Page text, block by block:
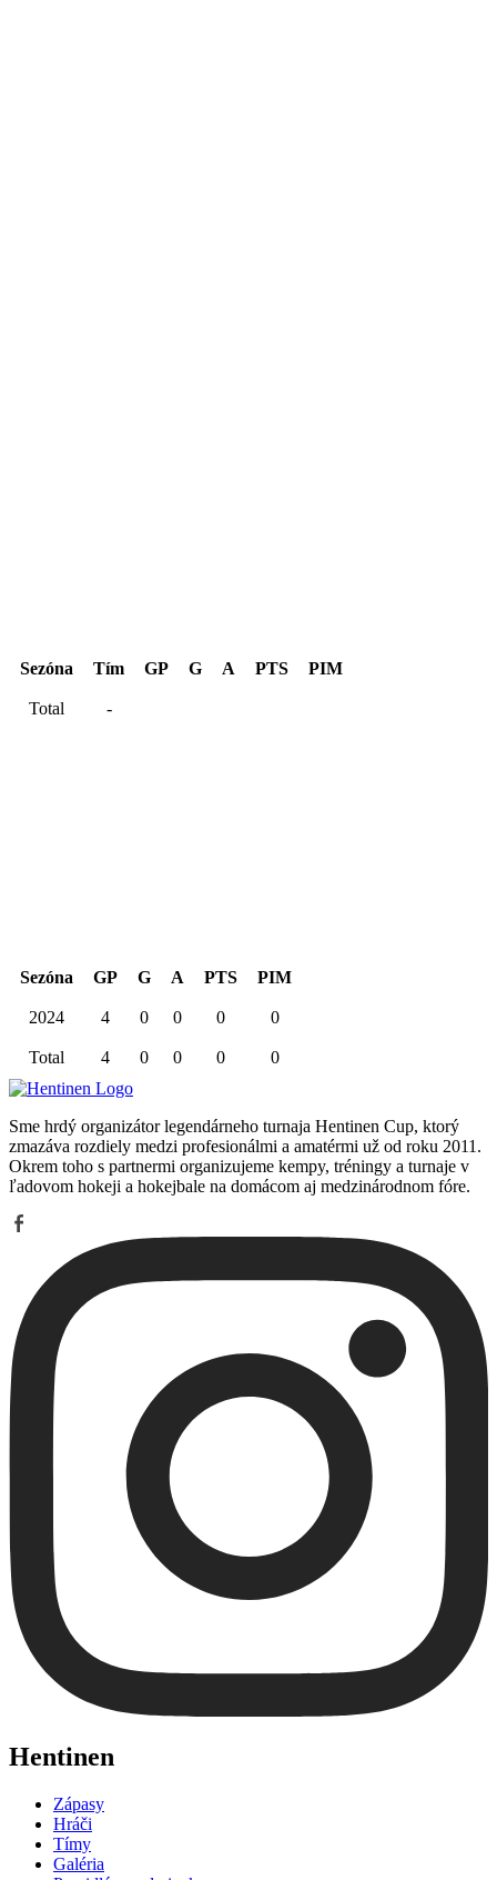
Sezóna Tím GP G A PTS PIM
Total -
Sezóna GP G A PTS PIM
2024 4 0 0 0 0
Total 4 0 0 0 0
Sme hrdý organizátor legendárneho turnaja Hentinen Cup, ktorý
zmazáva rozdiely medzi profesionálmi a amatérmi už od roku 2011.
Okrem toho s partnermi organizujeme kempy, tréningy a turnaje v
ľadovom hokeji a hokejbale na domácom aj medzinárodnom fóre.
Hentinen
Zápasy
Hráči
Tímy
Galéria